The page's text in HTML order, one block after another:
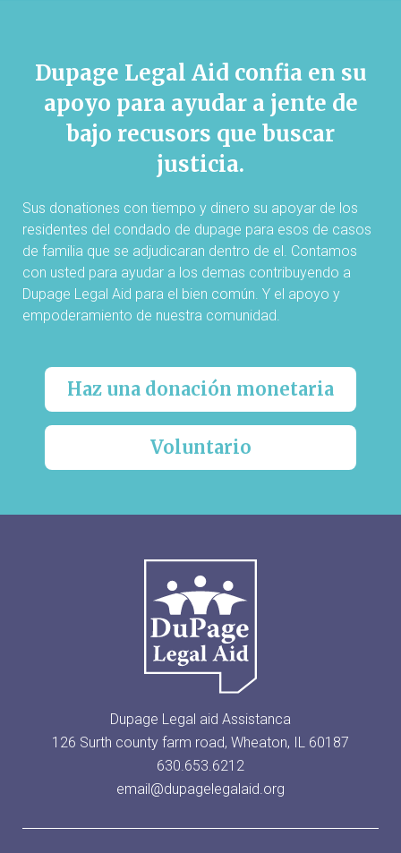
Dupage Legal Aid confia en su
apoyo para ayudar a jente de
bajo recusors que buscar
justicia.
Sus donationes con tiempo y dinero su apoyar de los
residentes del condado de dupage para esos de casos
de familia que se adjudicaran dentro de el. Contamos
con usted para ayudar a los demas contribuyendo a
Dupage Legal Aid para el bien común. Y el apoyo y
empoderamiento de nuestra comunidad.
Haz una donación monetaria
Voluntario
Dupage Legal aid Assistanca
126 Surth county farm road, Wheaton, IL 60187
630.653.6212
email@dupagelegalaid.org